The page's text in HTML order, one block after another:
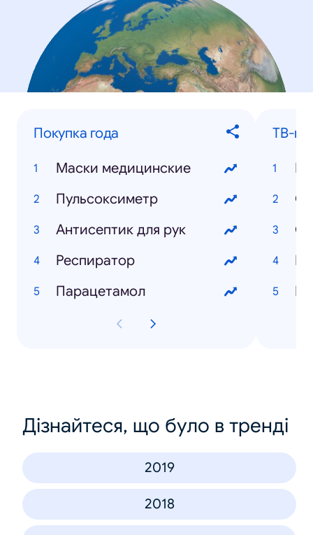
Покупка года
Маски медицинские
Пульсоксиметр
Антисептик для рук
Респиратор
Парацетамол
ТВ-
Дізнайтеся, що було в тренді
2019
2018